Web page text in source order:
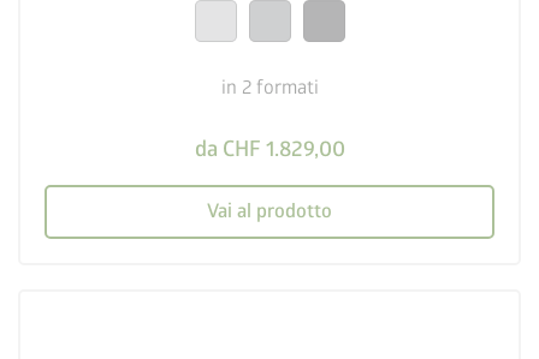
in 2 formati
da CHF 1.829,00
Vai al prodotto
20 anni di garanzia